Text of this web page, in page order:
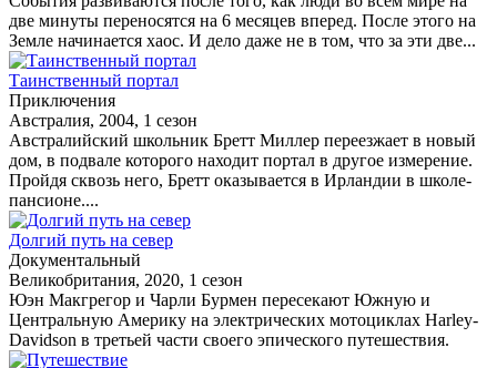
две минуты переносятся на 6 месяцев вперед. После этого на
Земле начинается хаос. И дело даже не в том, что за эти две...
Таинственный портал
Приключения
Австралия, 2004, 1 сезон
Австралийский школьник Бретт Миллер переезжает в новый
дом, в подвале которого находит портал в другое измерение.
Пройдя сквозь него, Бретт оказывается в Ирландии в школе-
пансионе....
Долгий путь на север
Документальный
Великобритания, 2020, 1 сезон
Юэн Макгрегор и Чарли Бурмен пересекают Южную и
Центральную Америку на электрических мотоциклах Harley-
Davidson в третьей части своего эпического путешествия.